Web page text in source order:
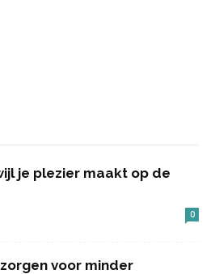
je plezier maakt op de
0
voor minder